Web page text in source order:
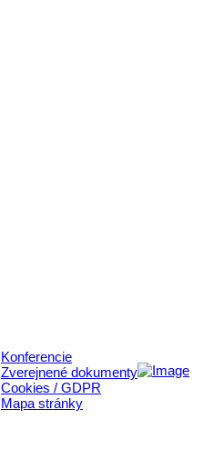
Konferencie
Zverejnené dokumenty
Cookies / GDPR
Mapa stránky